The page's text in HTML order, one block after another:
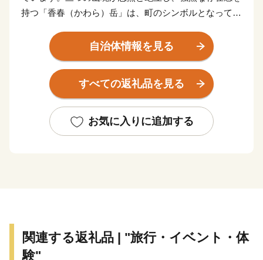
持つ「香春（かわら）岳」は、町のシンボルとなってお
産出され奈良の大仏の建立や皇朝十二銭等に使用された
と伝えられています。私たちは、このように大陸文化を
大和王朝に送り続けた、長い歴史のある町に暮らしてい
ます。今後もふるさとに誇りと愛着を抱き、誰もが安
自治体情報を見る
すべての返礼品を見る
お気に入りに追加する
関連する返礼品 | "旅行・イベント・体
験"